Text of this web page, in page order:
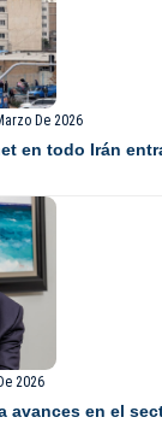
De 2026
en todo Irán
2026
avances en el